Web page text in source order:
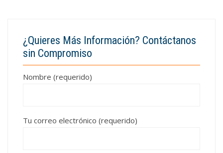
¿Quieres Más Información? Contáctanos
sin Compromiso
Nombre (requerido)
Tu correo electrónico (requerido)